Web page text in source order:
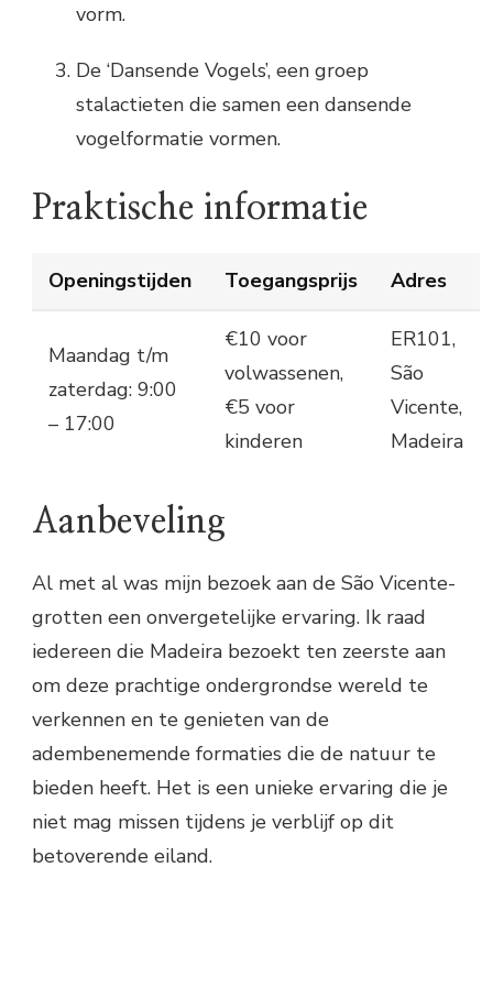
vorm.
De ‘Dansende Vogels’, een groep
stalactieten die samen een dansende
vogelformatie vormen.
Praktische informatie
Openingstijden Toegangsprijs Adres
Maandag t/m
zaterdag: 9:00
– 17:00
€10 voor
volwassenen,
€5 voor
kinderen
ER101,
São
Vicente,
Madeira
Aanbeveling
Al met al was mijn bezoek aan de São Vicente-
grotten een onvergetelijke ervaring. Ik raad
iedereen die Madeira bezoekt ten zeerste aan
om deze prachtige ondergrondse wereld te
verkennen en te genieten van de
adembenemende formaties die de natuur te
bieden heeft. Het is een unieke ervaring die je
niet mag missen tijdens je verblijf op dit
betoverende eiland.